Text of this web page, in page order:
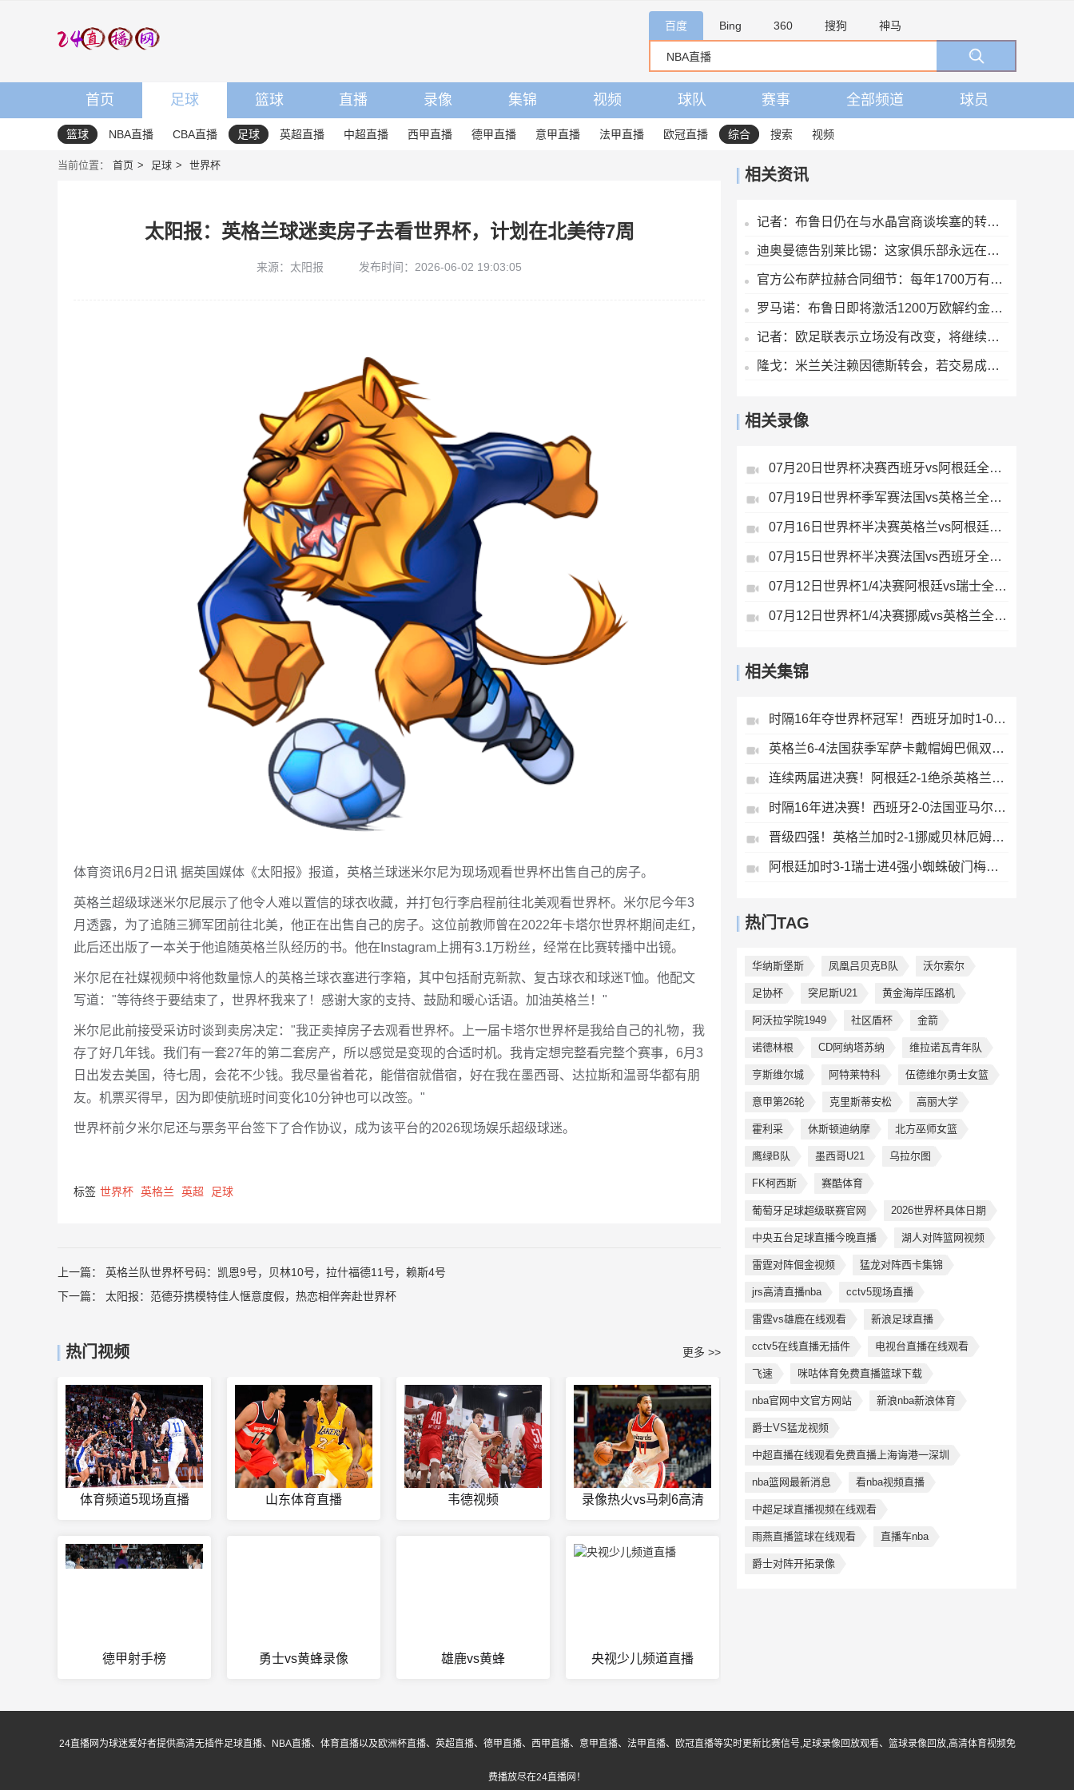
百度 Bing 360 搜狗 神马
首页 足球 篮球 直播 录像 集锦 视频 球队 赛事 全部频道 球员
篮球 NBA直播 CBA直播 足球 英超直播 中超直播 西甲直播 德甲直播 意甲直播 法甲直播 欧冠直播 综合 搜索 视频
当前位置： 首页 足球 世界杯
太阳报：英格兰球迷卖房子去看世界杯，计划在北美待7周
来源：太阳报 发布时间：2026-06-02 19:03:05
体育资讯6月2日讯 据英国媒体《太阳报》报道，英格兰球迷米尔尼为现场观看世界杯出售自己的房子。
英格兰超级球迷米尔尼展示了他令人难以置信的球衣收藏，并打包行李启程前往北美观看世界杯。米尔尼今年3
月透露，为了追随三狮军团前往北美，他正在出售自己的房子。这位前教师曾在2022年卡塔尔世界杯期间走红，
此后还出版了一本关于他追随英格兰队经历的书。他在Instagram上拥有3.1万粉丝，经常在比赛转播中出镜。
米尔尼在社媒视频中将他数量惊人的英格兰球衣塞进行李箱，其中包括耐克新款、复古球衣和球迷T恤。他配文
写道："等待终于要结束了，世界杯我来了！感谢大家的支持、鼓励和暖心话语。加油英格兰！"
米尔尼此前接受采访时谈到卖房决定："我正卖掉房子去观看世界杯。上一届卡塔尔世界杯是我给自己的礼物，我
存了好几年钱。我们有一套27年的第二套房产，所以感觉是变现的合适时机。我肯定想完整看完整个赛事，6月3
日出发去美国，待七周，会花不少钱。我尽量省着花，能借宿就借宿，好在我在墨西哥、达拉斯和温哥华都有朋
友。机票买得早，因为即使航班时间变化10分钟也可以改签。"
世界杯前夕米尔尼还与票务平台签下了合作协议，成为该平台的2026现场娱乐超级球迷。
标签 世界杯 英格兰 英超 足球
上一篇： 英格兰队世界杯号码：凯恩9号，贝林10号，拉什福德11号，赖斯4号
下一篇： 太阳报：范德芬携模特佳人惬意度假，热恋相伴奔赴世界杯
热门视频 更多 >>
体育频道5现场直播 山东体育直播 韦德视频 录像热火vs马刺6高清
德甲射手榜 勇士vs黄蜂录像 雄鹿vs黄蜂 央视少儿频道直播
相关资讯
记者：布鲁日仍在与水晶宫商谈埃塞的转会交易
迪奥曼德告别莱比锡：这家俱乐部永远在我心中占据特殊位置
官方公布萨拉赫合同细节：每年1700万有保障收入+奖金+20%肖像权
罗马诺：布鲁日即将激活1200万欧解约金，签下马略卡前锋比尔希利
记者：欧足联表示立场没有改变，将继续抵制国际足联赛事
隆戈：米兰关注赖因德斯转会，若交易成行将获得1400万欧奖金
相关录像
07月20日世界杯决赛西班牙vs阿根廷全场录像
07月19日世界杯季军赛法国vs英格兰全场录像
07月16日世界杯半决赛英格兰vs阿根廷全场录像
07月15日世界杯半决赛法国vs西班牙全场录像
07月12日世界杯1/4决赛阿根廷vs瑞士全场录像
07月12日世界杯1/4决赛挪威vs英格兰全场录像
相关集锦
时隔16年夺世界杯冠军！西班牙加时1-0阿根廷费兰制胜恩佐染红
英格兰6-4法国获季军萨卡戴帽姆巴佩双响创纪录奥利塞2助+失良机
连续两届进决赛！阿根廷2-1绝杀英格兰劳塔罗恩佐破门梅西两助攻
时隔16年进决赛！西班牙2-0法国亚马尔造点奥亚萨瓦尔、波罗破门
晋级四强！英格兰加时2-1挪威贝林厄姆连场双响谢尔德鲁普破门
阿根廷加时3-1瑞士进4强小蜘蛛破门梅西助攻麦卡恩博洛假摔染红
热门TAG
华纳斯堡斯 凤凰吕贝克B队 沃尔索尔
足协杯 突尼斯U21 黄金海岸压路机
阿沃拉学院1949 社区盾杯 金箭
诺德林根 CD阿纳塔苏纳 维拉诺瓦青年队
亨斯维尔城 阿特莱特科 伍德维尔勇士女篮
意甲第26轮 克里斯蒂安松 高丽大学
霍利采 休斯顿迪纳摩 北方巫师女篮
鹰绿B队 墨西哥U21 乌拉尔图
FK柯西斯 赛酷体育
葡萄牙足球超级联赛官网 2026世界杯具体日期
中央五台足球直播今晚直播 湖人对阵篮网视频
雷霆对阵倔金视频 猛龙对阵西卡集锦
jrs高清直播nba cctv5现场直播
雷霆vs雄鹿在线观看 新浪足球直播
cctv5在线直播无插件 电视台直播在线观看
飞速 咪咕体育免费直播篮球下载
nba官网中文官方网站 新浪nba新浪体育
爵士VS猛龙视频
中超直播在线观看免费直播上海诲港一深圳
nba篮网最新消息 看nba视频直播
中超足球直播视频在线观看
雨燕直播篮球在线观看 直播车nba
爵士对阵开拓录像
24直播网为球迷爱好者提供高清无插件足球直播、NBA直播、体育直播以及欧洲杯直播、英超直播、德甲直播、西甲直播、意甲直播、法甲直播、欧冠直播等实时更新比赛信号,足球录像回放观看、篮球录像回放,高清体育视频免
费播放尽在24直播网！